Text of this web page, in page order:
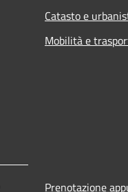
Catasto e
Mobilità e
Prenotazione